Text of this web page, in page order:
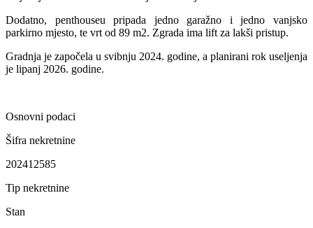
Dodatno, penthouseu pripada jedno garažno i jedno vanjsko
parkirno mjesto, te vrt od 89 m2. Zgrada ima lift za lakši pristup.
Gradnja je započela u svibnju 2024. godine, a planirani rok useljenja
je lipanj 2026. godine.
Osnovni podaci
Šifra nekretnine
202412585
Tip nekretnine
Stan